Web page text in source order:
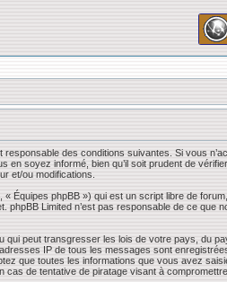
des conditions suivantes. Si vous
soyez informé, bien qu’il soit prudent de
et/ou modifications.
Équipes phpBB ») qui est un script libre de
phpBB Limited n’est pas responsable de ce
peut transgresser les lois de votre pays, du
IP de tous les messages sont
que toutes les informations que vous avez
de tentative de piratage visant à